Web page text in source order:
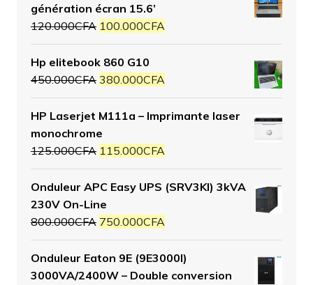
génération écran 15.6’
120.000CFA 100.000CFA
Hp elitebook 860 G10
450.000CFA 380.000CFA
HP Laserjet M111a – Imprimante laser
monochrome
125.000CFA 115.000CFA
Onduleur APC Easy UPS (SRV3KI) 3kVA
230V On-Line
800.000CFA 750.000CFA
Onduleur Eaton 9E (9E3000I)
3000VA/2400W – Double conversion